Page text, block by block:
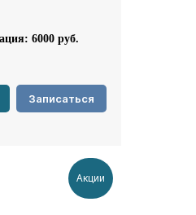
6000 руб.
Записаться
Акции